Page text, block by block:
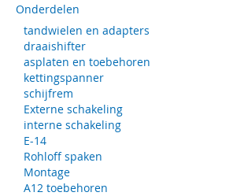
Onderdelen
tandwielen en adapters
draaishifter
asplaten en toebehoren
kettingspanner
schijfrem
Externe schakeling
interne schakeling
E-14
Rohloff spaken
Montage
A12 toebehoren